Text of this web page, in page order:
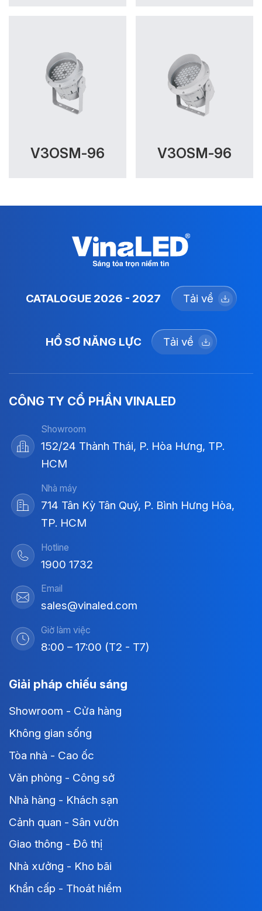
V3OSM-96 V3OSM-96
CATALOGUE 2026 - 2027 Tải về
HỒ SƠ NĂNG LỰC Tải về
CÔNG TY CỔ PHẦN VINALED
Showroom
152/24 Thành Thái, P. Hòa Hưng, TP.
HCM
Nhà máy
714 Tân Kỳ Tân Quý, P. Bình Hưng Hòa,
TP. HCM
Hotline
1900 1732
Email
sales@vinaled.com
Giờ làm việc
8:00 – 17:00 (T2 - T7)
Giải pháp chiếu sáng
Showroom - Cửa hàng
Không gian sống
Tòa nhà - Cao ốc
Văn phòng - Công sở
Nhà hàng - Khách sạn
Cảnh quan - Sân vườn
Giao thông - Đô thị
Nhà xưởng - Kho bãi
Khẩn cấp - Thoát hiểm